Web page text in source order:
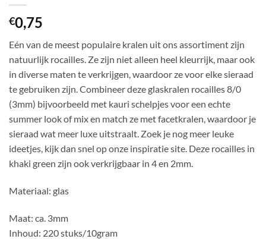
€0,75
Eén van de meest populaire kralen uit ons assortiment zijn
natuurlijk rocailles. Ze zijn niet alleen heel kleurrijk, maar ook
in diverse maten te verkrijgen, waardoor ze voor elke sieraad
te gebruiken zijn. Combineer deze glaskralen rocailles 8/0
(3mm) bijvoorbeeld met kauri schelpjes voor een echte
summer look of mix en match ze met facetkralen, waardoor je
sieraad wat meer luxe uitstraalt. Zoek je nog meer leuke
ideetjes, kijk dan snel op onze inspiratie site. Deze rocailles in
khaki green zijn ook verkrijgbaar in 4 en 2mm.
Materiaal: glas
Maat: ca. 3mm
Inhoud: 220 stuks/10gram